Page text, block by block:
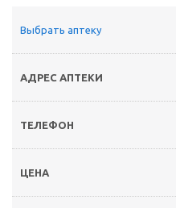
Выбрать аптеку